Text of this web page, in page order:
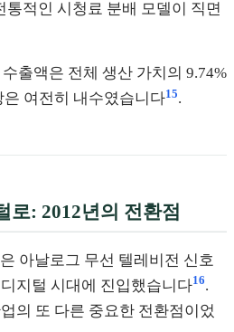
통적인 시청료 분배 모델이 직면
출액은 전체 생산 가치의 9.74%
여전히 내수였습니다15.
로: 2012년의 전환점
아날로그 무선 텔레비전 신호
지털 시대에 진입했습니다16.
의 또 다른 중요한 전환점이었